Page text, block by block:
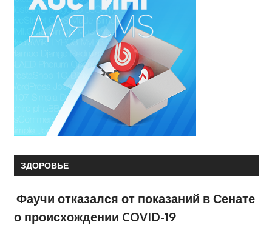
ЗДОРОВЬЕ
Фаучи отказался от показаний в Сенате
о происхождении COVID-19